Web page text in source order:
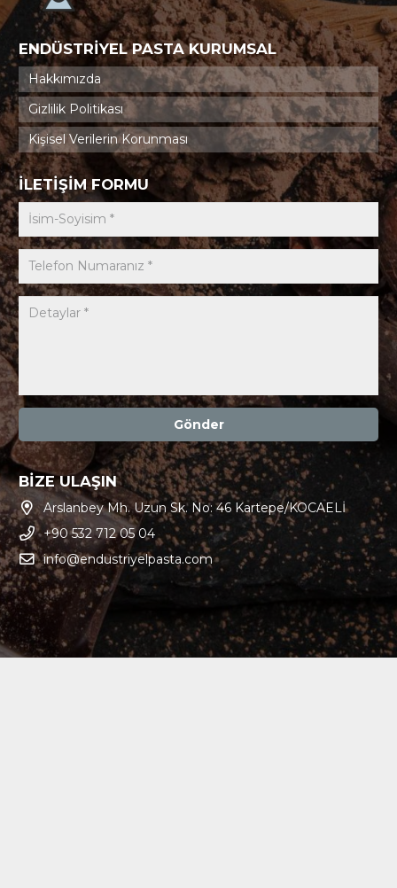
ENDÜSTRİYEL PASTA KURUMSAL
Hakkımızda
Gizlilik Politikası
Kişisel Verilerin Korunması
İLETİŞİM FORMU
Gönder
BİZE ULAŞIN
Arslanbey Mh. Uzun Sk. No: 46 Kartepe/KOCAELİ
+90 532 712 05 04
info@endustriyelpasta.com